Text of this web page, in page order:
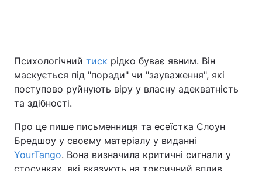
Головна Війна
Україна
Економіка Світ
Спорт Наука
Психологічний тиск рідко буває явним. Він
маскується під "поради" чи "зауваження", які
поступово руйнують віру у власну адекватність
та здібності.
Про це пише письменниця та есеїстка Слоун
Бредшоу у своєму матеріалу у виданні
YourTango. Вона визначила критичні сигнали у
стосунках, які вказують на токсичний вплив